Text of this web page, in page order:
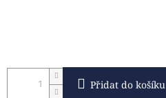
Přidat do košíku